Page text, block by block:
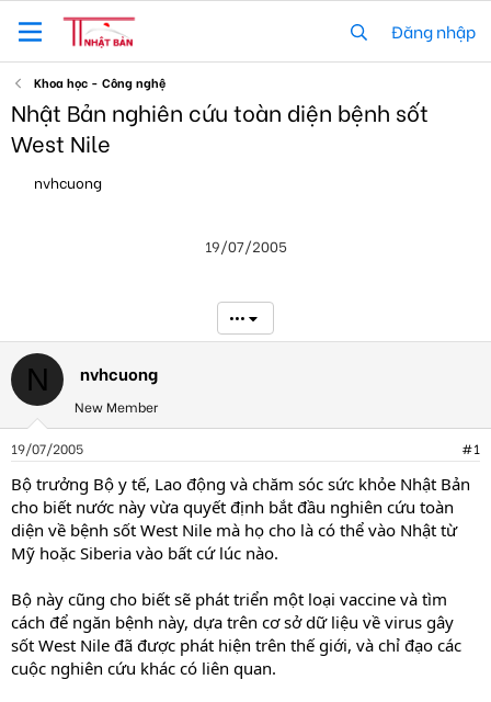
Đăng nhập
Khoa học - Công nghệ
Nhật Bản nghiên cứu toàn diện bệnh sốt
West Nile
h
r
t
e
r
nvhcuong
19/07/2005
•••
N nvhcuong
New Member
19/07/2005 #1
Bộ trưởng Bộ y tế, Lao động và chăm sóc sức khỏe Nhật Bản
cho biết nước này vừa quyết định bắt đầu nghiên cứu toàn
diện về bệnh sốt West Nile mà họ cho là có thể vào Nhật từ
Mỹ hoặc Siberia vào bất cứ lúc nào.
Bộ này cũng cho biết sẽ phát triển một loại vaccine và tìm
cách để ngăn bệnh này, dựa trên cơ sở dữ liệu về virus gây
sốt West Nile đã được phát hiện trên thế giới, và chỉ đạo các
cuộc nghiên cứu khác có liên quan.